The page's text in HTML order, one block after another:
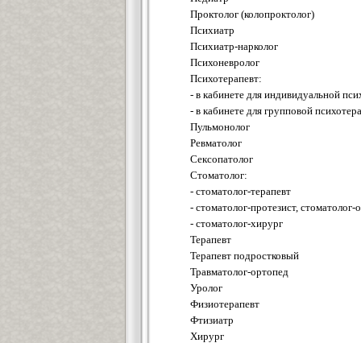
Проктолог (колопроктолог)
Психиатр
Психиатр-нарколог
Психоневролог
Психотерапевт:
- в кабинете для индивидуальной
- в кабинете для групповой
Пульмонолог
Ревматолог
Сексопатолог
Стоматолог:
- стоматолог-терапевт
- стоматолог-протезист, стоматолог-
- стоматолог-хирург
Терапевт
Терапевт подростковый
Травматолог-ортопед
Уролог
Физиотерапевт
Фтизиатр
Хирург